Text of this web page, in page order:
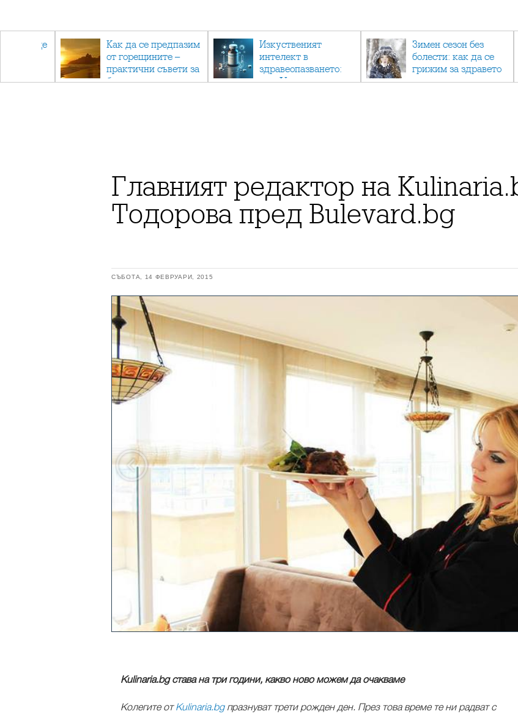
също ще
Как да се предпазим
от горещините –
практични съвети за
безопасно лято
Изкуственият
интелект в
здравеопазването:
как AI променя
Зимен сезон без
болести: как да се
грижим за здравето
си в студените
Главният редактор на
Тодорова пред Bulevard.bg
СЪБОТА, 14 ФЕВРУАРИ, 2015
Kulinaria.bg става на три години, какво ново можем да очакваме
Колегите отKulinaria.bgпразнуват трети рожден ден. През това време те ни радват с